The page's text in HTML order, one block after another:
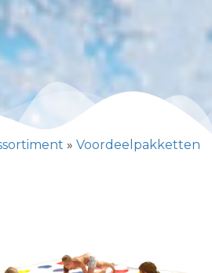
» Voordeelpakketten